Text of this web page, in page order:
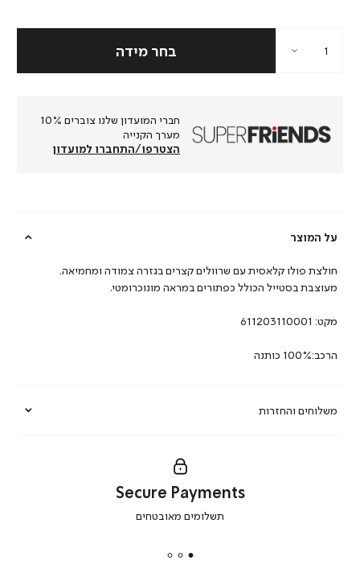
חברי המועדון שלנו צוברים 10%
מערך הקנייה
הצטרפו/התחברו למועדון
על המוצר
משלוחים והחזרות
חולצת פולו קלאסית עם שרוולים קצרים בגזרה צמודה ומחמיאה.
מעוצבת בסטייל הכולל כפתורים במראה מונוכרומטי.
מקט: 611203110001
הרכב:100% כותנה
secure
Secure Payments
תשלומים מאובטחים